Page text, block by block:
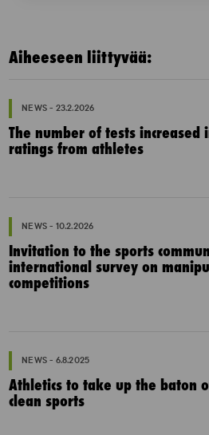
Aiheeseen liittyvää:
NEWS - 23.2.2026
The number of tests
ratings from athletes
NEWS - 10.2.2026
Invitation to the sports
international survey on
competitions
NEWS - 6.8.2025
Athletics to take up the baton
clean sports